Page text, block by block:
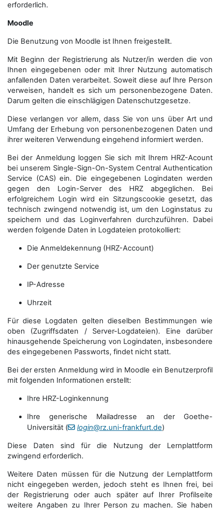
erforderlich.
Moodle
Die Benutzung von Moodle ist Ihnen freigestellt.
Mit Beginn der Registrierung als Nutzer/in werden die von
Ihnen eingegebenen oder mit Ihrer Nutzung automatisch
anfallenden Daten verarbeitet. Soweit diese auf Ihre Person
verweisen, handelt es sich um personenbezogene Daten.
Darum gelten die einschlägigen Datenschutzgesetze.
Diese verlangen vor allem, dass Sie von uns über Art und
Umfang der Erhebung von personenbezogenen Daten und
ihrer weiteren Verwendung eingehend informiert werden.
Bei der Anmeldung loggen Sie sich mit Ihrem HRZ-Acount
bei unserem Single-Sign-On-System Central Authentication
Service (CAS) ein. Die eingegebenen Logindaten werden
gegen den Login-Server des HRZ abgeglichen. Bei
erfolgreichem Login wird ein Sitzungscookie gesetzt, das
technisch zwingend notwendig ist, um den Loginstatus zu
speichern und das Loginverfahren durchzuführen. Dabei
werden folgende Daten in Logdateien protokolliert:
Die Anmeldekennung (HRZ-Account)
Der genutzte Service
IP-Adresse
Uhrzeit
Für diese Logdaten gelten dieselben Bestimmungen wie
oben (Zugriffsdaten / Server-Logdateien). Eine darüber
hinausgehende Speicherung von Logindaten, insbesondere
des eingegebenen Passworts, findet nicht statt.
Bei der ersten Anmeldung wird in Moodle ein Benutzerprofil
mit folgenden Informationen erstellt:
Ihre HRZ-Loginkennung
Ihre generische Mailadresse an der Goethe-
Universität (
login@rz.uni-frankfurt.de)
Diese Daten sind für die Nutzung der Lernplattform
zwingend erforderlich.
Weitere Daten müssen für die Nutzung der Lernplattform
nicht eingegeben werden, jedoch steht es Ihnen frei, bei
der Registrierung oder auch später auf Ihrer Profilseite
weitere Angaben zu Ihrer Person zu machen. Sie haben